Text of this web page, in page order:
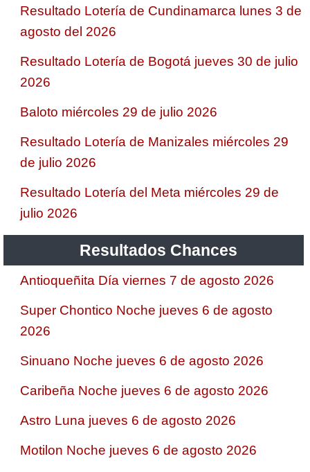
Resultado Lotería de Cundinamarca lunes 3 de
agosto del 2026
Resultado Lotería de Bogotá jueves 30 de julio
2026
Baloto miércoles 29 de julio 2026
Resultado Lotería de Manizales miércoles 29
de julio 2026
Resultado Lotería del Meta miércoles 29 de
julio 2026
Resultados Chances
Antioqueñita Día viernes 7 de agosto 2026
Super Chontico Noche jueves 6 de agosto
2026
Sinuano Noche jueves 6 de agosto 2026
Caribeña Noche jueves 6 de agosto 2026
Astro Luna jueves 6 de agosto 2026
Motilon Noche jueves 6 de agosto 2026